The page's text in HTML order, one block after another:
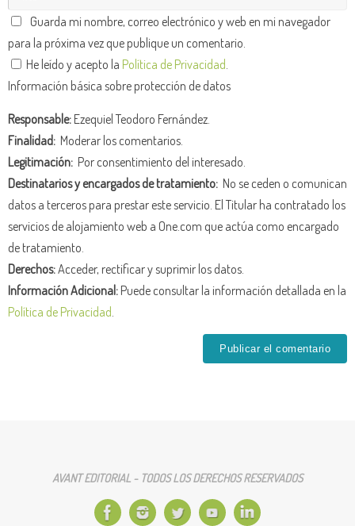
Guarda mi nombre, correo electrónico y web en mi navegador
para la próxima vez que publique un comentario.
He leído y acepto la Política de Privacidad
Información básica sobre protección de datos
Responsable:Ezequiel Teodoro Fernández.
Finalidad: Moderar los comentarios.
Legitimación: Por consentimiento del interesado.
Destinatarios y encargados de tratamiento: No se ceden o comunican
datos a terceros para prestar este servicio. El Titular ha contratado los
servicios de alojamiento web a One.com que actúa como encargado
de tratamiento.
Derechos:Acceder, rectificar y suprimir los datos.
Información Adicional:Puede consultar la información detallada en la
Política de Privacidad
AVANT EDITORIAL - TODOS LOS DERECHOS RESERVADOS